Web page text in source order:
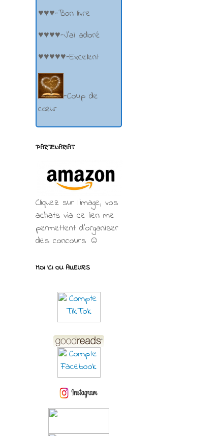
♥♥♥-Bon livre
♥♥♥♥-J'ai adoré
♥♥♥♥♥-Excellent
-Coup de
cœur
PARTENARIAT
Cliquez sur l'image, vos
achats via ce lien me
permettent d’organiser
des concours ☺
MOI ICI OU AILLEURS